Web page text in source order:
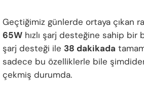
Geçtiğimiz günlerde ortaya çıkan
65W hızlı şarj desteğine sahip bir
şarj desteği ile 38 dakikada
sadece bu özelliklerle bile
çekmiş durumda.